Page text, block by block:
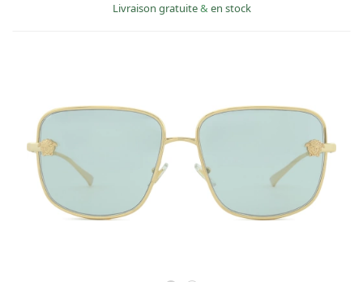
Livraison gratuite& en stock